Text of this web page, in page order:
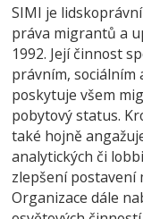
SIMI je
práva migrantů a
1992. Její činnost
právním, sociálním
poskytuje všem
pobytový status.
také hojně
analytických či
zlepšení postavení
Organizace dále